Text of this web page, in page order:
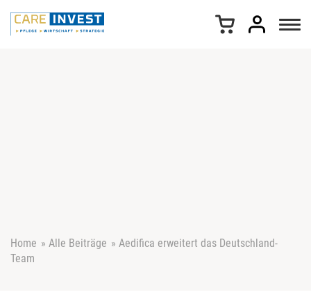
Home » Alle Beiträge » Aedifica erweitert das Deutschland-
Team